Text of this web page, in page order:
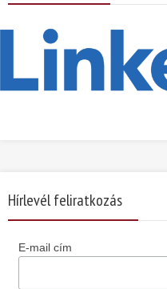
Hírlevél feliratkozás
E-mail cím